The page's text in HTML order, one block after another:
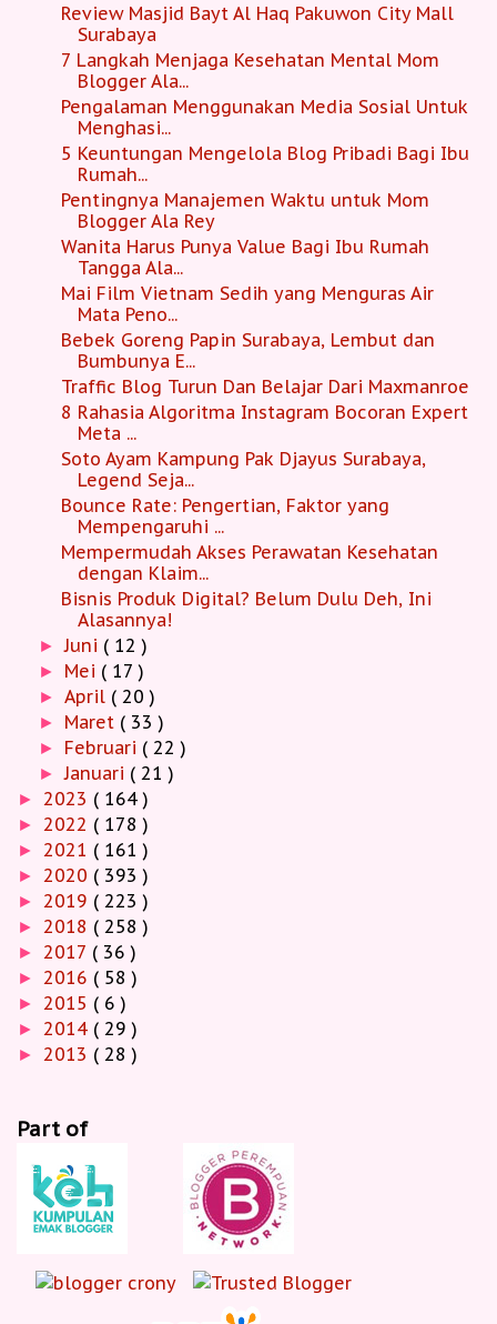
Review Masjid Bayt Al Haq Pakuwon City Mall
Surabaya
7 Langkah Menjaga Kesehatan Mental Mom
Blogger Ala...
Pengalaman Menggunakan Media Sosial Untuk
Menghasi...
5 Keuntungan Mengelola Blog Pribadi Bagi Ibu
Rumah...
Pentingnya Manajemen Waktu untuk Mom
Blogger Ala Rey
Wanita Harus Punya Value Bagi Ibu Rumah
Tangga Ala...
Mai Film Vietnam Sedih yang Menguras Air
Mata Peno...
Bebek Goreng Papin Surabaya, Lembut dan
Bumbunya E...
Traffic Blog Turun Dan Belajar Dari Maxmanroe
8 Rahasia Algoritma Instagram Bocoran Expert
Meta ...
Soto Ayam Kampung Pak Djayus Surabaya,
Legend Seja...
Bounce Rate: Pengertian, Faktor yang
Mempengaruhi ...
Mempermudah Akses Perawatan Kesehatan
dengan Klaim...
Bisnis Produk Digital? Belum Dulu Deh, Ini
Alasannya!
►Juni ( 12 )
► Mei ( 17 )
►April ( 20 )
► Maret ( 33 )
► Februari ( 22 )
►Januari ( 21 )
► 2023 ( 164 )
► 2022 ( 178 )
► 2021 ( 161 )
► 2020 ( 393 )
► 2019 ( 223 )
► 2018 ( 258 )
► 2017 ( 36 )
► 2016 ( 58 )
► 2015 ( 6 )
► 2014 ( 29 )
► 2013 ( 28 )
Part of